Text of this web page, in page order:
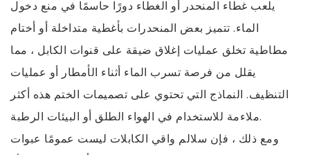
يلعب غطاء المنحدر أو الغطاء دورًا حاسمًا في منع دخول
الماء. تتميز بعض المنحدرات بأغطية متداخلة أو أختام
مطاطية تخلق عمليات إغلاق ضيقة على قنوات الكابل ، مما
يقلل من فرصة تسرب الماء أثناء الأمطار أو عمليات
التنظيف. النماذج التي تحتوي على تصميمات الختم هذه أكثر
ملاءمة للاستخدام في الهواء الطلق أو البيئات الرطبة.
ومع ذلك ، فإن سلالم واقي الكابلات ليست عمومًا عبوات